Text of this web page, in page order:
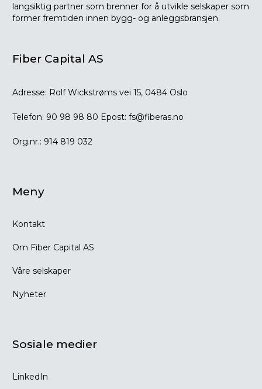
langsiktig partner som brenner for å utvikle selskaper som
former fremtiden innen bygg- og anleggsbransjen.
Fiber Capital AS
Adresse: Rolf Wickstrøms vei 15, 0484 Oslo
Telefon: 90 98 98 80 Epost: fs@fiberas.no
Org.nr.: 914 819 032
Meny
Kontakt
Om Fiber Capital AS
Våre selskaper
Nyheter
Sosiale medier
LinkedIn